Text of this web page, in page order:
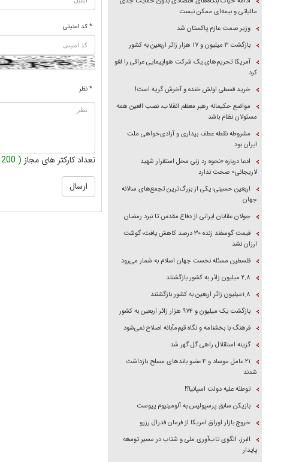
* کد امنیتی
* نظر
تعداد کارکتر های مجاز ( 200 )
مالیاتی و بیمه‌ای ممکن نیست
وزیر صمت عازم پاکستان شد
بازگشت ۳ میلیون و ۱۷ هزار زائر اربعین به کشور
آمریکا تحریم‌های یک شرکت هواپیمایی عراقی را لغو
کرد
خرید قسطی اولش خنده و آخرش گریه است!
مواضع حکیمانه رهبر معظم انقلاب، نصب العین همه
مسئولان نظام باشد
مشروطه نقطه عطف بیداری و آزادی‌خواهی ملت
ایران بود
ادعا درباره «نحوه رد زنی محل استقرار شهید
لاریجانی» صحت ندارد
اربعین حسینی؛ یکی از بزرگ‌ترین تجمع‌های سالانه
جهان
جولان عقابان ایرانی از دفاع مقدس تا نبرد رمضان
قیمت گوسفند زنده ۳۰ درصد کاهش یافت؛ گوشت
ارزان نشد
فلسطین مسئله نخست جهان اسلام به شمار می‌رود
۲.۸ میلیون زائر به کشور بازگشتند
۱.۸میلیون زائر اربعین به کشور بازگشتند
بازگشت یک میلیون و ۹۷۴ هزار زائر اربعین به کشور
فرهنگ با بخشنامه و نگاه قیم‌مآبانه اصلاح نمی‌شود
گزینه استقلال راهی گل گهر شد
۲۱ عامل موساد و ۴ عضو باند‌های مسلح بازداشت
شدند
توطئه علیه دولت اسپانیا؟!
بازیکن سابق پرسپولیس به آلومینیوم پیوست
خروج بازار اوراق امریکا از فرمان فدرال رزرو
البرز، الگوی تاب‌آوری ملی و شتاب در مسیر توسعه
پایدار